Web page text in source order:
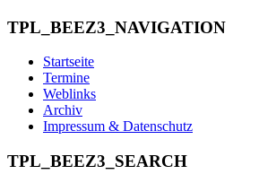
TPL_BEEZ3_NAVIGATION
Startseite
Termine
Weblinks
Archiv
Impressum & Datenschutz
TPL_BEEZ3_SEARCH